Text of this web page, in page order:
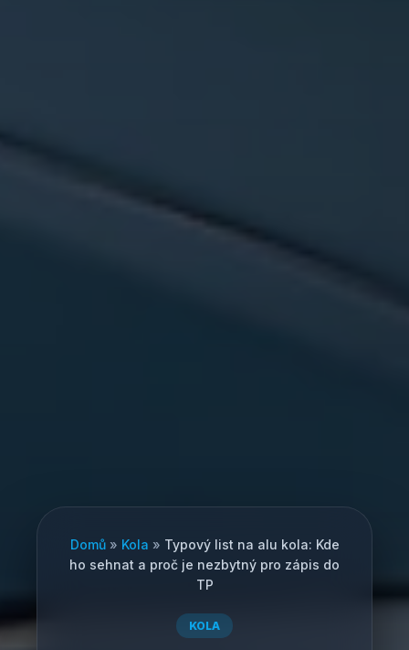
Domů» Kola » Typový list na alu kola: Kde
ho sehnat a proč je nezbytný pro zápis do
TP
KOLA